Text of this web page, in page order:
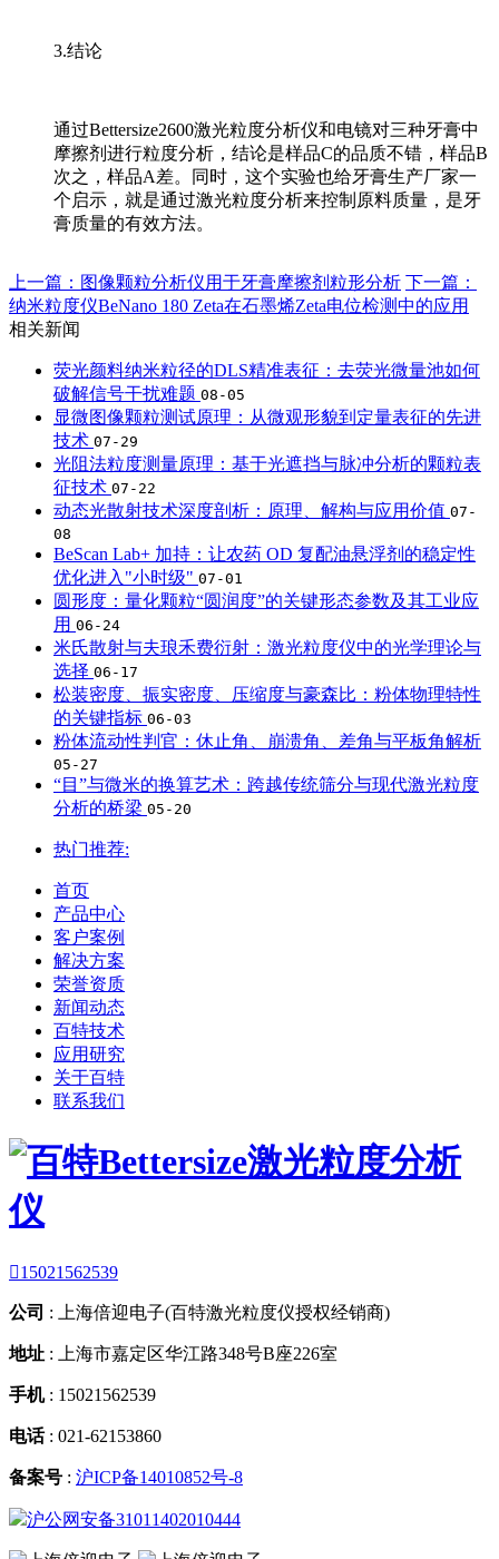
3.结论
通过Bettersize2600激光粒度分析仪和电镜对三种牙膏中
摩擦剂进行粒度分析，结论是样品C的品质不错，样品B
次之，样品A差。同时，这个实验也给牙膏生产厂家一
个启示，就是通过激光粒度分析来控制原料质量，是牙
膏质量的有效方法。
上一篇：图像颗粒分析仪用于牙膏摩擦剂粒形分析
下一篇：
纳米粒度仪BeNano 180 Zeta在石墨烯Zeta电位检测中的应用
相关新闻
荧光颜料纳米粒径的DLS精准表征：去荧光微量池如何
破解信号干扰难题 08-05
显微图像颗粒测试原理：从微观形貌到定量表征的先进
技术 07-29
光阻法粒度测量原理：基于光遮挡与脉冲分析的颗粒表
征技术 07-22
动态光散射技术深度剖析：原理、解构与应用价值 07-
08
BeScan Lab+ 加持：让农药 OD 复配油悬浮剂的稳定性
优化进入"小时级" 07-01
圆形度：量化颗粒“圆润度”的关键形态参数及其工业应
用 06-24
米氏散射与夫琅禾费衍射：激光粒度仪中的光学理论与
选择 06-17
松装密度、振实密度、压缩度与豪森比：粉体物理特性
的关键指标 06-03
粉体流动性判官：休止角、崩溃角、差角与平板角解析
05-27
“目”与微米的换算艺术：跨越传统筛分与现代激光粒度
分析的桥梁 05-20
热门推荐:
首页
产品中心
客户案例
解决方案
荣誉资质
新闻动态
百特技术
应用研究
关于百特
联系我们
15021562539
公司 : 上海倍迎电子(百特激光粒度仪授权经销商)
地址 : 上海市嘉定区华江路348号B座226室
手机: 15021562539
电话: 021-62153860
备案号 : 沪ICP备14010852号-8
沪公网安备31011402010444